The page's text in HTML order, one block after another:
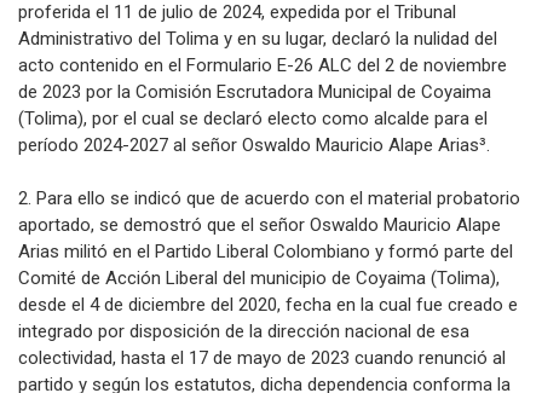
proferida el 11 de julio de 2024, expedida por el Tribunal
Administrativo del Tolima y en su lugar, declaró la nulidad del
acto contenido en el Formulario E-26 ALC del 2 de noviembre
de 2023 por la Comisión Escrutadora Municipal de Coyaima
(Tolima), por el cual se declaró electo como alcalde para el
período 2024-2027 al señor Oswaldo Mauricio Alape Arias³.
2. Para ello se indicó que de acuerdo con el material probatorio
aportado, se demostró que el señor Oswaldo Mauricio Alape
Arias militó en el Partido Liberal Colombiano y formó parte del
Comité de Acción Liberal del municipio de Coyaima (Tolima),
desde el 4 de diciembre del 2020, fecha en la cual fue creado e
integrado por disposición de la dirección nacional de esa
colectividad, hasta el 17 de mayo de 2023 cuando renunció al
partido y según los estatutos, dicha dependencia conforma la